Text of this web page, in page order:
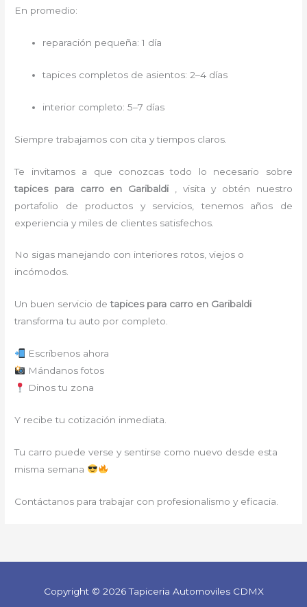
En promedio:
reparación pequeña: 1 día
tapices completos de asientos: 2–4 días
interior completo: 5–7 días
Siempre trabajamos con cita y tiempos claros.
Te invitamos a que conozcas todo lo necesario sobre
tapices para carroen Garibaldi
, visita y obtén nuestro
portafolio de productos y servicios, tenemos años de
experiencia y miles de clientes satisfechos.
No sigas manejando con interiores rotos, viejos o
incómodos.
Un buen servicio detapices para carro en Garibaldi
transforma tu auto por completo.
Escríbenos ahora
Mándanos fotos
Dinos tu zona
Y recibe tu cotización inmediata.
Tu carro puede verse y sentirse como nuevo desde esta
misma semana
Contáctanos para trabajar con profesionalismo y eficacia.
Copyright © 2026 Tapiceria Automoviles CDMX